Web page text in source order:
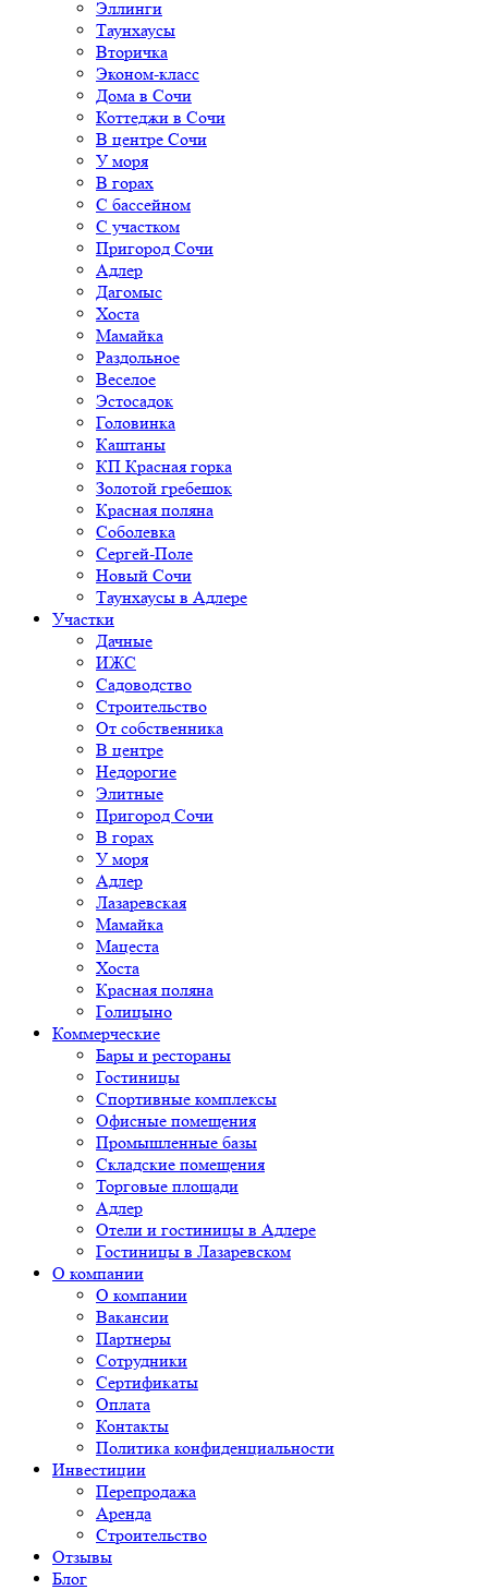
Эллинги
Таунхаусы
Вторичка
Эконом-класс
Дома в Сочи
Коттеджи в Сочи
В центре Сочи
У моря
В горах
С бассейном
С участком
Пригород Сочи
Адлер
Дагомыс
Хоста
Мамайка
Раздольное
Веселое
Эстосадок
Головинка
Каштаны
КП Красная горка
Золотой гребешок
Красная поляна
Соболевка
Сергей-Поле
Новый Сочи
Таунхаусы в Адлере
Участки
Дачные
ИЖС
Садоводство
Строительство
От собственника
В центре
Недорогие
Элитные
Пригород Сочи
В горах
У моря
Адлер
Лазаревская
Мамайка
Мацеста
Хоста
Красная поляна
Голицыно
Коммерческие
Бары и рестораны
Гостиницы
Спортивные комплексы
Офисные помещения
Промышленные базы
Складские помещения
Торговые площади
Адлер
Отели и гостиницы в Адлере
Гостиницы в Лазаревском
О компании
О компании
Вакансии
Партнеры
Сотрудники
Сертификаты
Оплата
Контакты
Политика конфиденциальности
Инвестиции
Перепродажа
Аренда
Строительство
Отзывы
Блог